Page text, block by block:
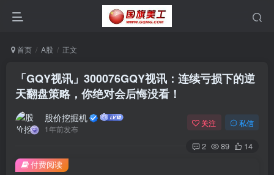
首页 A股 正文
「GQY视讯」300076GQY视讯：连续亏损下的逆
天翻盘策略，你绝对会后悔没看！
股价挖掘机
1年前发布
关注 私信
2 89 14
付费阅读